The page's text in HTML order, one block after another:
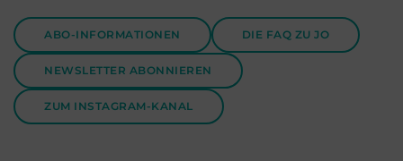
ABO-INFORMATIONEN DIE FAQ ZU JO
NEWSLETTER ABONNIEREN
ZUM INSTAGRAM-KANAL